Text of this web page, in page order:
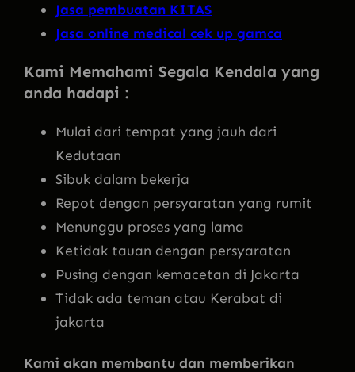
Jasa pembuatan KITAS
Jasa online medical cek up gamca
Kami Memahami Segala Kendala yang
anda hadapi :
Mulai dari tempat yang jauh dari
Kedutaan
Sibuk dalam bekerja
Repot dengan persyaratan yang rumit
Menunggu proses yang lama
Ketidak tauan dengan persyaratan
Pusing dengan kemacetan di Jakarta
Tidak ada teman atau Kerabat di
jakarta
Kami akan membantu dan memberikan